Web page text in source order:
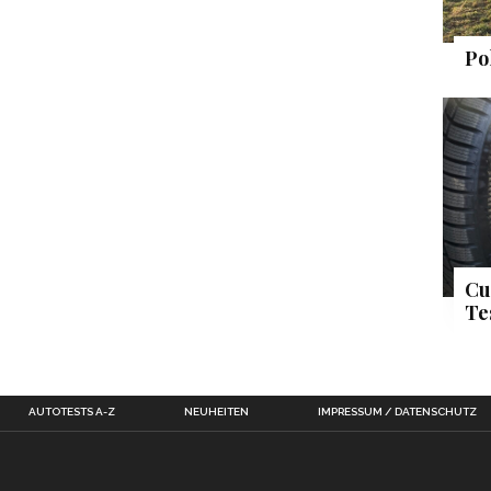
AUTOTESTS A-Z NEUHEITEN IMPRESSUM / DATENSCHUTZ